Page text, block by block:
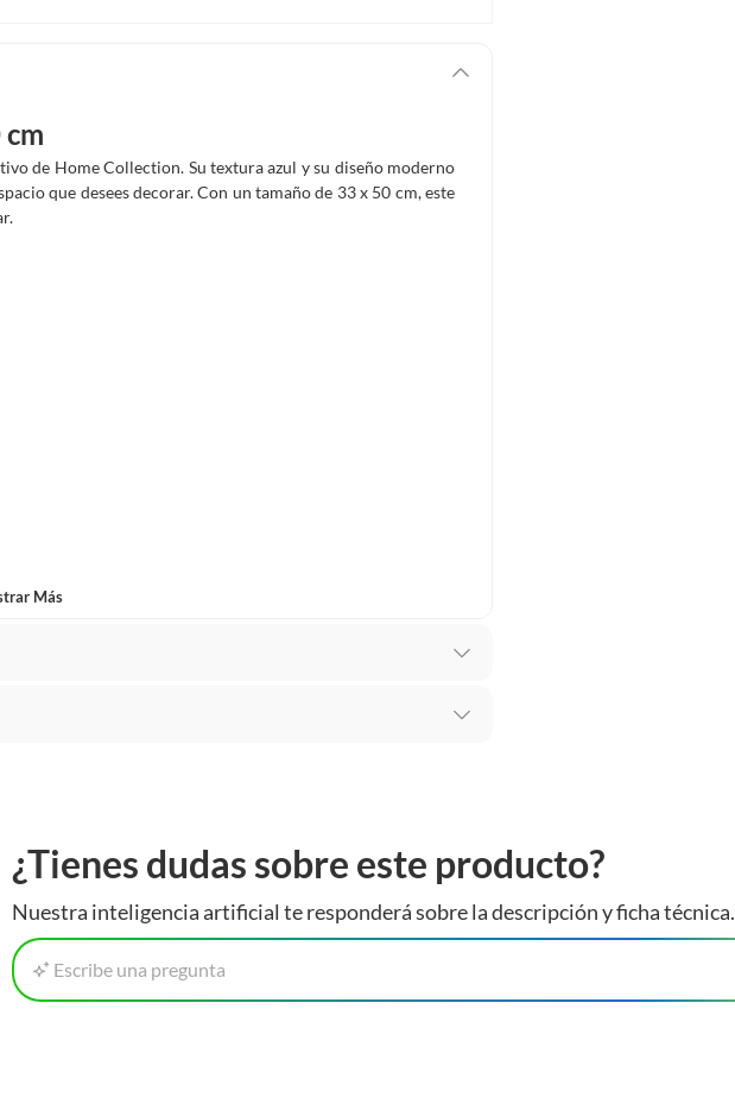
de Home Collection. Su textura azul y su diseño moderno
que desees decorar. Con un tamaño de 33 x 50 cm, este
Más
de que necesitas otro tipo de producto para tus
cambio de producto dentro de los primeros 30 días
de nuestras tiendas o llamarnos a nuestro centro de
¿Tienes dudas sobre este producto?
Nuestra inteligencia artificial te responderá sobre la descripción y ficha técnica.
Escribe una pregunta